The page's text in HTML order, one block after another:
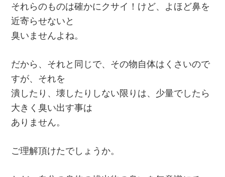
それらのものは確かにクサイ！けど、よほど鼻を
近寄らせないと
臭いませんよね。
だから、それと同じで、その物自体はくさいので
すが、それを
潰したり、壊したりしない限りは、少量でしたら
大きく臭い出す事は
ありません。
ご理解頂けたでしょうか。